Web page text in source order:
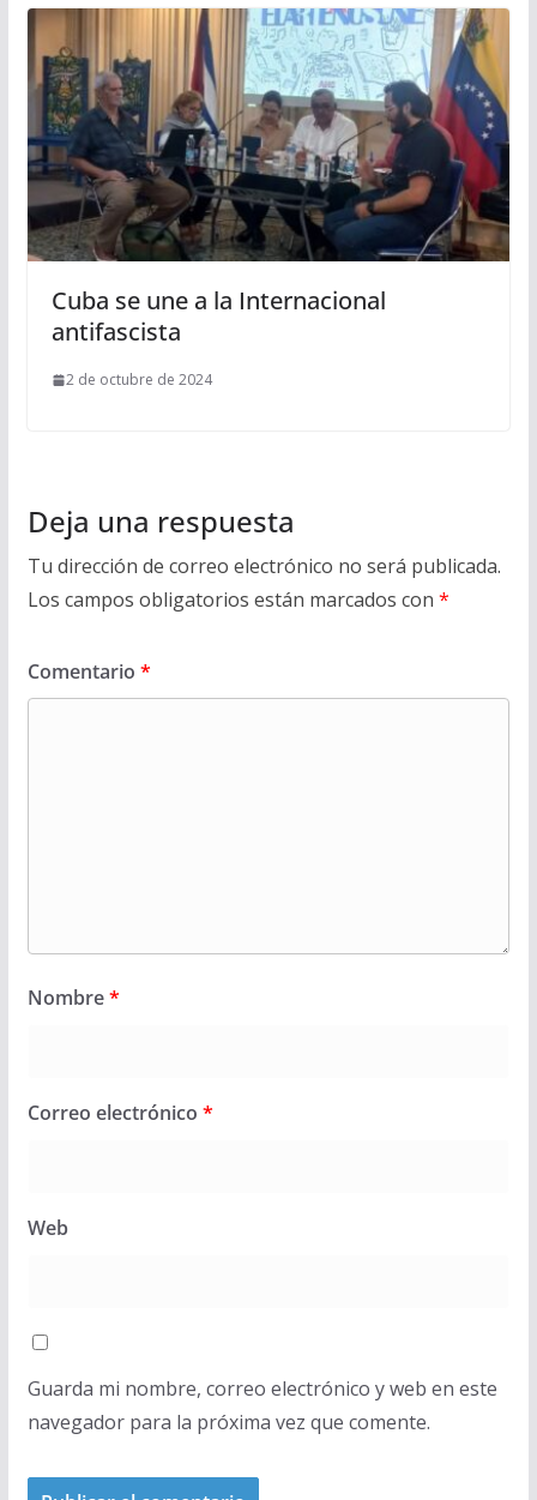
Cuba se une a la Internacional
antifascista
2 de octubre de 2024
Deja una respuesta
Tu dirección de correo electrónico no será publicada.
Los campos obligatorios están marcados con *
Comentario *
Nombre*
Correo electrónico *
Web
Guarda mi nombre, correo electrónico y web en este
navegador para la próxima vez que comente.